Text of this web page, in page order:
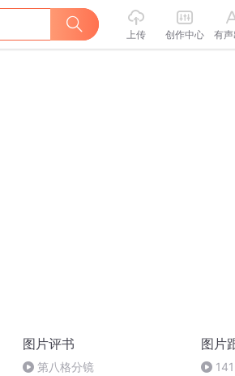
上传 创作中心 有
图片评书
第八格分镜
图片